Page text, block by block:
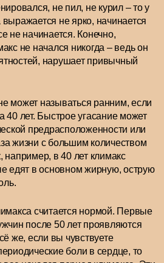
не пил, не курил – то у
не ярко, начинается
не начинается. Конечно,
не начался никогда – ведь он
нарушает привычный
может называться ранним, если
40 лет. Быстрое угасание может
предрасположенности или
жизни с большим количеством
например, в 40 лет климакс
едят в основном жирную, острую
считается нормой. Первые
после 50 лет проявляются
же, если вы чувствуете
боли в сердце, то